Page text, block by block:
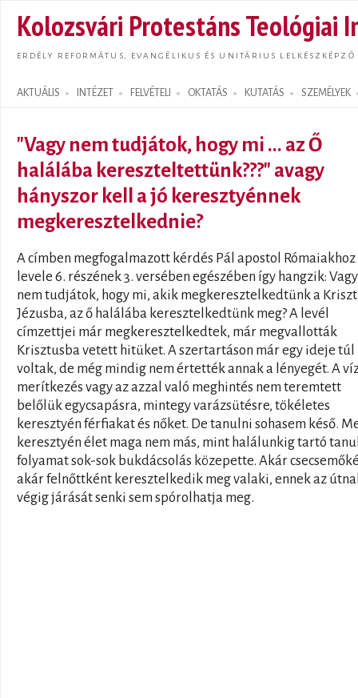
Kolozsvári Protestáns Teológiai
ERDÉLY REFORMÁTUS, EVANGÉLIKUS ÉS UNITÁRIUS LELKÉSZKÉPZŐ
AKTUÁLIS INTÉZET FELVÉTELI OKTATÁS KUTATÁS SZEMÉLYEK
Search form
"Vagy nem tudjátok, hogy mi ... az Ő
halálába kereszteltettünk???" avagy
hányszor kell a jó keresztyénnek
megkeresztelkednie?
A címben megfogalmazott kérdés Pál apostol
levele 6. részének 3. versében egészében így hangzik: Vagy
nem tudjátok, hogy mi, akik megkeresztelkedtünk a
Jézusba, az ő halálába keresztelkedtünk meg? A levél
címzettjei már megkeresztelkedtek, már megvallották
Krisztusba vetett hitüket. A szertartáson már egy ideje túl
voltak, de még mindig nem értették annak a lényegét. A
merítkezés vagy az azzal való meghintés nem teremtett
belőlük egycsapásra, mintegy varázsütésre, tökéletes
keresztyén férfiakat és nőket. De tanulni sohasem késő.
keresztyén élet maga nem más, mint halálunkig tartó
folyamat sok-sok bukdácsolás közepette. Akár
akár felnőttként keresztelkedik meg valaki, ennek az
végig járását senki sem spórolhatja meg.